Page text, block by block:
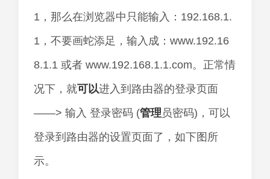
1，那么在浏览器中只能输入：192.168.1.
1，不要画蛇添足，输入成：www.192.16
8.1.1 或者 www.192.168.1.1.com。正常情
况下，就可以进入到路由器的登录页面
——> 输入 登录密码 (管理 员密码)，可以
登录到路由器的设置页面了，如下图所
示。